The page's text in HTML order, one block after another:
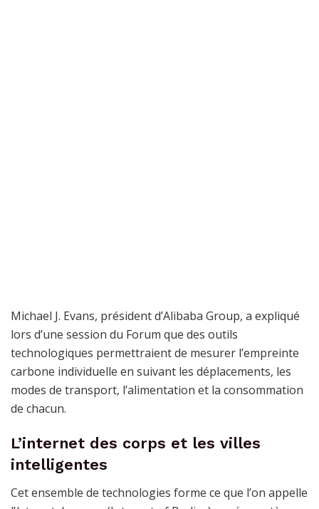
Michael J. Evans, président d’Alibaba Group, a expliqué
lors d’une session du Forum que des outils
technologiques permettraient de mesurer l’empreinte
carbone individuelle en suivant les déplacements, les
modes de transport, l’alimentation et la consommation
de chacun.
L’internet des corps et les villes
intelligentes
Cet ensemble de technologies forme ce que l’on appelle